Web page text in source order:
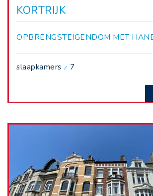
KORTRIJK
OPBRENGSTEIGENDOM MET
slaapkamers 7